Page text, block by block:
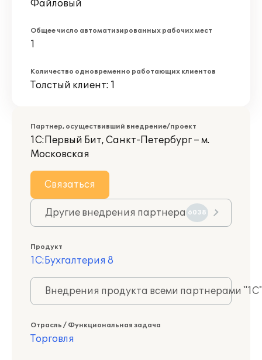
Файловый
Общее число автоматизированных рабочих мест
1
Количество одновременно работающих клиентов
Толстый клиент: 1
Партнер, осуществивший внедрение/проект
1С:Первый Бит, Санкт-Петербург – м.
Московская
Связаться
Другие внедрения партнера 6038
Продукт
1С:Бухгалтерия 8
Внедрения продукта всеми партнерами
Отрасль / Функциональная задача
Торговля